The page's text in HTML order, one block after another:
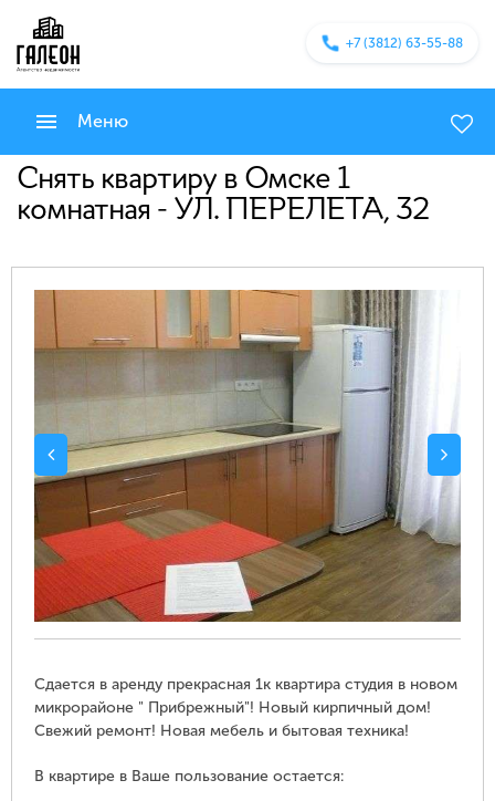
+7 (3812) 63-55-88
Меню
Снять квартиру в Омске 1
комнатная - УЛ. ПЕРЕЛЕТА, 32
Сдается в аренду прекрасная 1к квартира студия в новом
микрорайоне " Прибрежный"! Новый кирпичный дом!
Свежий ремонт! Новая мебель и бытовая техника!
В квартире в Ваше пользование остается: